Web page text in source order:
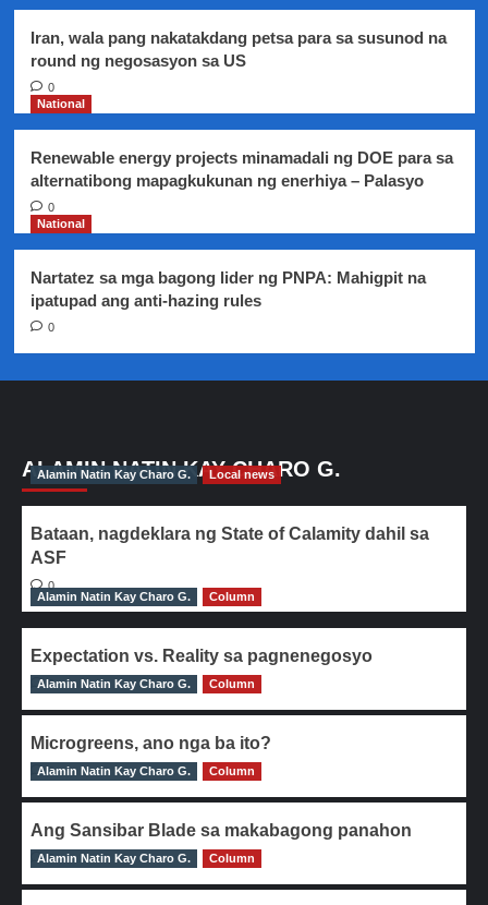
Iran, wala pang nakatakdang petsa para sa susunod na
round ng negosasyon sa US
0
National
Renewable energy projects minamadali ng DOE para sa
alternatibong mapagkukunan ng enerhiya – Palasyo
0
National
Nartatez sa mga bagong lider ng PNPA: Mahigpit na
ipatupad ang anti-hazing rules
0
ALAMIN NATIN KAY CHARO G.
Alamin Natin Kay Charo G. Local news
Bataan, nagdeklara ng State of Calamity dahil sa
ASF
0
Alamin Natin Kay Charo G.
Column
Expectation vs. Reality sa pagnenegosyo
0
Alamin Natin Kay Charo G. Column
Microgreens, ano nga ba ito?
0
Alamin Natin Kay Charo G. Column
Ang Sansibar Blade sa makabagong panahon
0
Alamin Natin Kay Charo G. Column